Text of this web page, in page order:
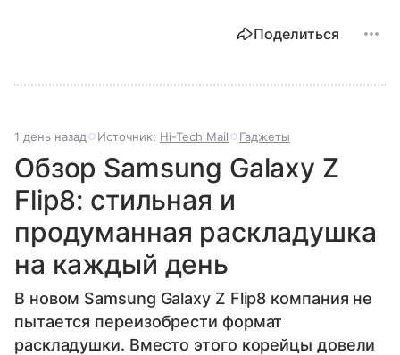
Поделиться
1 день назад Источник: Hi-Tech Mail Гаджеты
Обзор Samsung Galaxy Z
Flip8: стильная и
продуманная раскладушка
на каждый день
В новом Samsung Galaxy Z Flip8 компания не
пытается переизобрести формат
раскладушки. Вместо этого корейцы довели